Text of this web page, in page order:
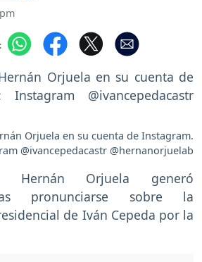
Orjuela en su cuenta de Instagram.
@ivancepedacastr @hernanorjuelab
Hernán Orjuela generó
pronunciarse sobre la
de Iván Cepeda por la